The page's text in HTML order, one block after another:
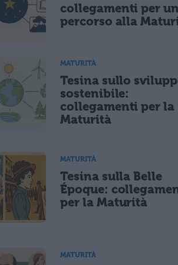
collegamenti per un
percorso alla
MATURITÀ
Tesina sullo
sostenibile:
collegamenti per la
Maturità
MATURITÀ
Tesina sulla Belle
Époque:
per la Maturità
MATURITÀ